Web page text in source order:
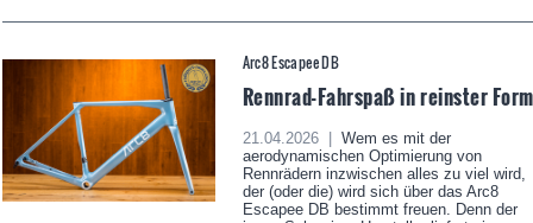
Arc8 Escapee DB
Rennrad-Fahrspaß in reinster Form
21.04.2026 |
Wem es mit der
aerodynamischen Optimierung von
Rennrädern inzwischen alles zu viel wird,
der (oder die) wird sich über das Arc8
Escapee DB bestimmt freuen. Denn der